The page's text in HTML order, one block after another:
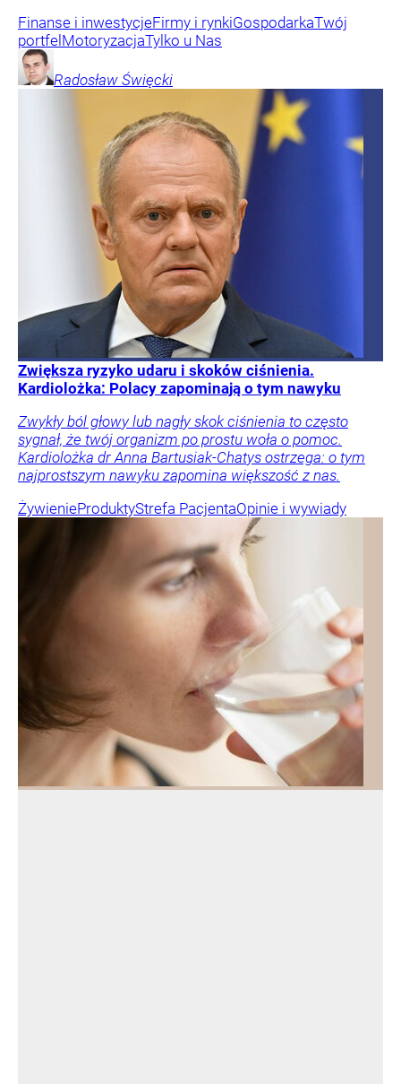
Finanse i inwestycjeFirmy i rynkiGospodarkaTwój
portfel MotoryzacjaTylko u Nas
Radosław Święcki
Zwiększa ryzyko udaru i skoków ciśnienia.
Kardiolożka: Polacy zapominają o tym nawyku
Zwykły ból głowy lub nagły skok ciśnienia to często
sygnał, że twój organizm po prostu woła o pomoc.
Kardiolożka dr Anna Bartusiak-Chatys ostrzega: o tym
najprostszym nawyku zapomina większość z nas.
ŻywienieProduktyStrefa PacjentaOpinie i wywiady